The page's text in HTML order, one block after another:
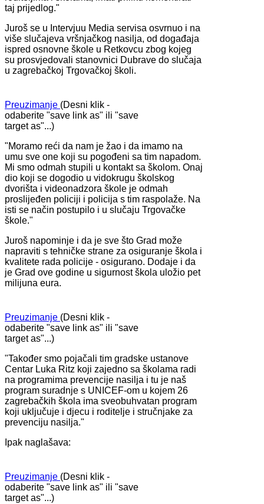
taj prijedlog."
Juroš se u Intervjuu Media servisa osvrnuo i na
više slučajeva vršnjačkog nasilja, od događaja
ispred osnovne škole u Retkovcu zbog kojeg
su prosvjedovali stanovnici Dubrave do slučaja
u zagrebačkoj Trgovačkoj školi.
Preuzimanje (Desni klik -
odaberite "save link as" ili "save
target as"...)
"Moramo reći da nam je žao i da imamo na
umu sve one koji su pogođeni sa tim napadom.
Mi smo odmah stupili u kontakt sa školom. Onaj
dio koji se dogodio u vidokrugu školskog
dvorišta i videonadzora škole je odmah
proslijeđen policiji i policija s tim raspolaže. Na
isti se način postupilo i u slučaju Trgovačke
škole."
Juroš napominje i da je sve što Grad može
napraviti s tehničke strane za osiguranje škola i
kvalitete rada policije - osigurano. Dodaje i da
je Grad ove godine u sigurnost škola uložio pet
milijuna eura.
Preuzimanje (Desni klik -
odaberite "save link as" ili "save
target as"...)
"Također smo pojačali tim gradske ustanove
Centar Luka Ritz koji zajedno sa školama radi
na programima prevencije nasilja i tu je naš
program suradnje s UNICEF-om u kojem 26
zagrebačkih škola ima sveobuhvatan program
koji uključuje i djecu i roditelje i stručnjake za
prevenciju nasilja."
Ipak naglašava:
Preuzimanje (Desni klik -
odaberite "save link as" ili "save
target as"...)